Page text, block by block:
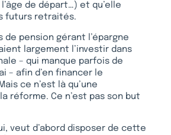
de départ…) et qu’elle
futurs retraités.
de pension gérant l’épargne
largement l’investir dans
– qui manque parfois de
– afin d’en financer le
ce n’est là qu’une
réforme. Ce n’est pas son but
veut d’abord disposer de cette